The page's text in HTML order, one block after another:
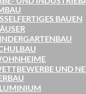
BAUEN
UND